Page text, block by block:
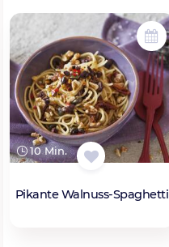
10 Min.
Pikante Walnuss-Spaghetti